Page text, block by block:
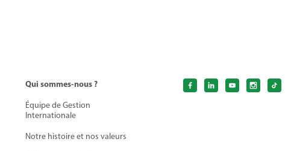
Qui sommes-nous ?
Équipe de Gestion
Internationale
Notre histoire et nos valeurs